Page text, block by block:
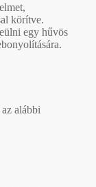
körítve.
egy hűvös
alábbi